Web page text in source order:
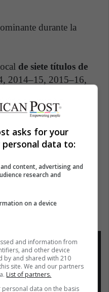
durante la
de siete títulos de
2014–15, 2015–16,
cinco Copas de
2017–18,
de Francia (2013–14,
2017–18, 2019–20)
su reputación de tener
está justificada.El
significativo a nivel
decir de las victorias
no existen.
asks for your
data to:
content, advertising and
research and
on a device
and information from
and other device
by and shared with 210
site. We and our partners
List of partners.
data on the basis